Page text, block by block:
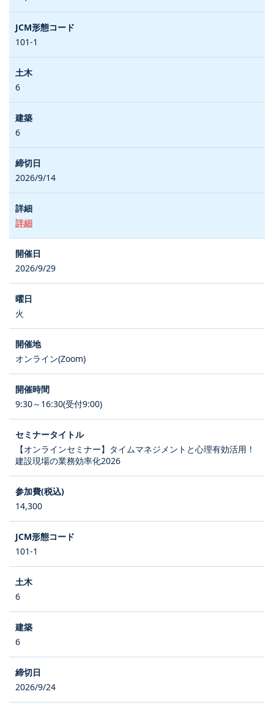
101-1
6
6
2026/9/14
詳細
2026/9/29
火
オンライン(Zoom)
9:30～16:30(受付9:00)
【オンラインセミナー】タイムマネジメントと心理有効活用！
建設現場の業務効率化2026
14,300
101-1
6
6
2026/9/24